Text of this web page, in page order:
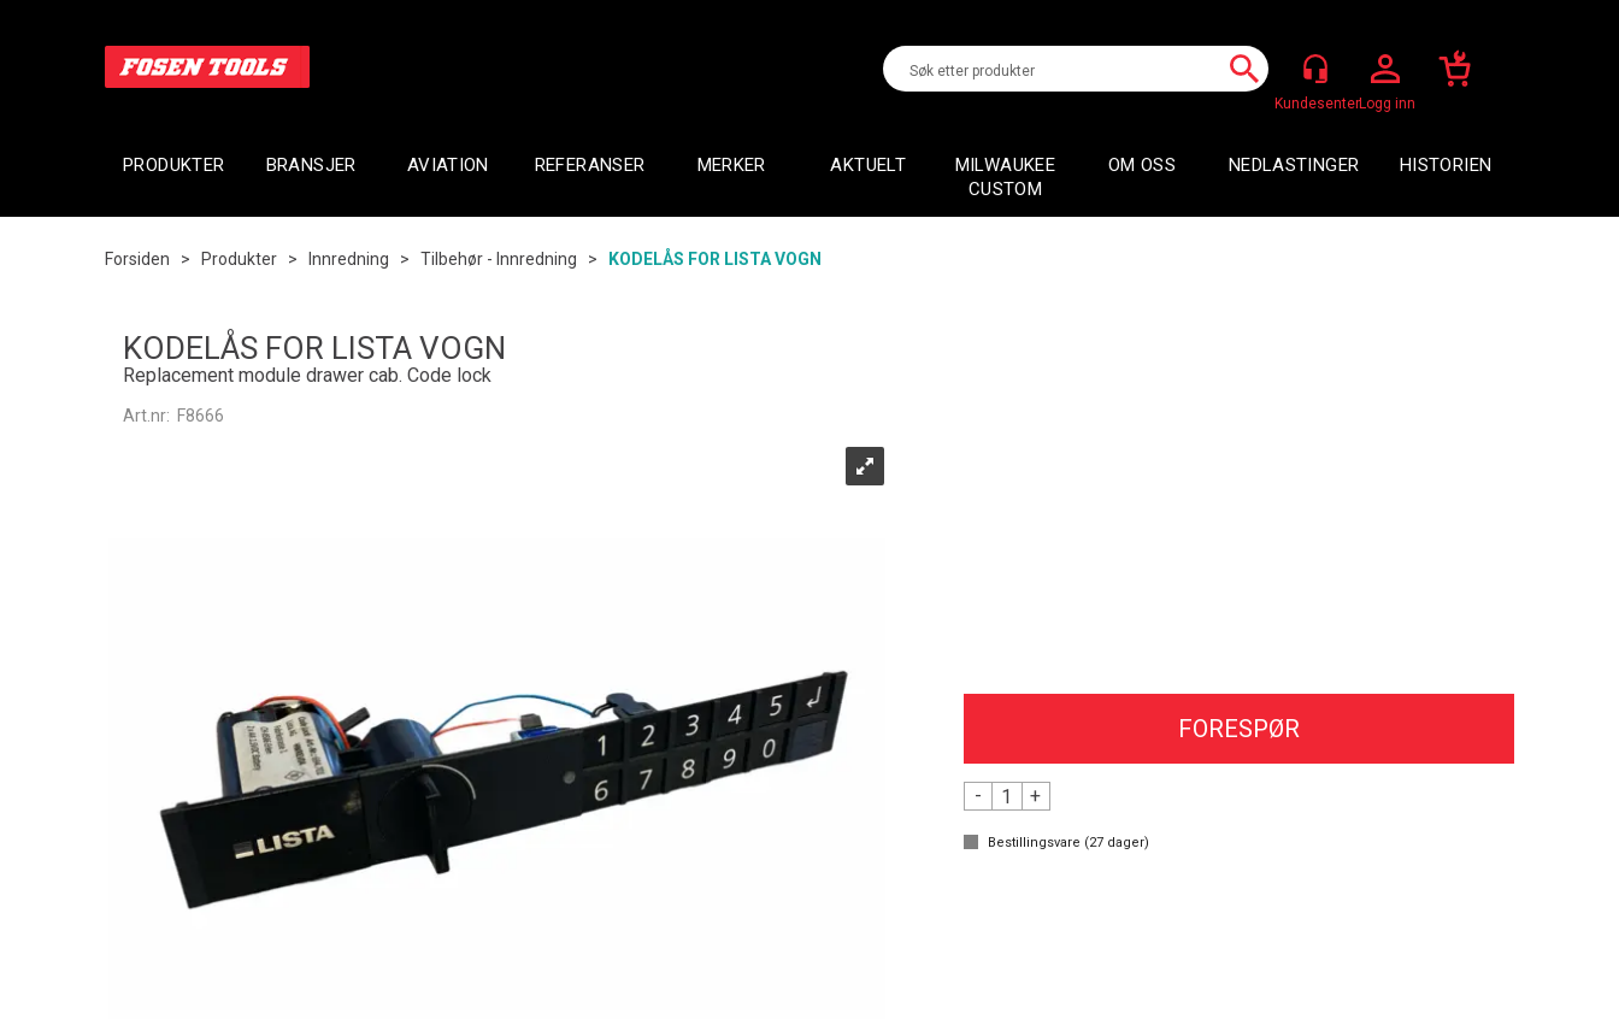
Logg inn
PRODUKTER BRANSJER AVIATION REFERANSER MERKER AKTUELT
MILWAUKEE
CUSTOM
OM OSS NEDLASTINGER HISTORIEN
Forsiden > Produkter > Innredning > Tilbehør - Innredning > KODELÅS FOR LISTA VOGN
KODELÅS FOR LISTA VOGN
Replacement module drawer cab. Code lock
Art.nr: F8666
FORESPØR
- +
Bestillingsvare (27dager)